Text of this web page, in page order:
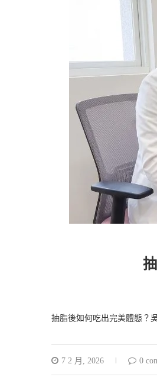
抽脂後如何吃出完美體態？
7 2 月, 2026 0